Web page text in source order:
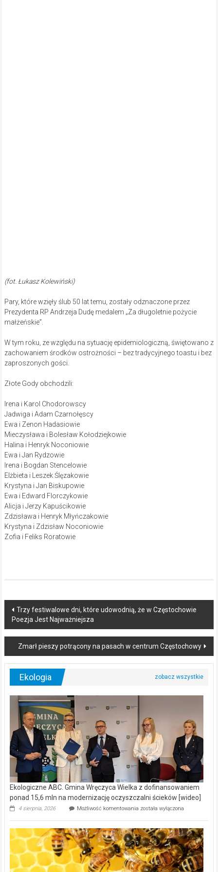
(fot. Łukasz Kolewiński)
Pary, które wzięły ślub 50 lat temu, zostały odznaczone przez
Prezydenta RP Andrzeja Dudę medalem „Za długoletnie pożycie
małżeńskie”.
W tym roku, ze względu na sytuację epidemiologiczną, świętowano z
zachowaniem środków ostrożności – bez tradycyjnego toastu i bez
zaproszonych gości.
Złote Gody obchodzili:
Irena i Karol Chodorowscy
Jadwiga i Adam Czarnołęscy
Ewa i Zenon Hadasiowie
Mieczysława i Bolesław Kołodziejkowie
Halina i Henryk Noconiowie
Ewa i Jan Rydzowie
Irena i Bogdan Stencelowie
Elżbieta i Leszek Ślęzakowie
Krystyna i Jan Biskupowie
Ewa i Edward Florczykowie
Alicja i Jerzy Kapuścikowie
Zdzisława i Henryk Młyńczakowie
Krystyna i Zdzisław Noconiowie
Zofia i Feliks Roratowie
Post
navigation
Trzy festiwalowe dni, które udowodnią, że w Częstochowie
Poezja Jest Najważniejsza
Zmarł pieszy potrącony na pasach w centrum Częstochowy
Ekologia
Ekologiczne ABC. Gmina Wręczyca Wielka z dofinansowaniem
ponad 15,6 mln na modernizację oczyszczalni ścieków [wideo]
4 sierpnia, 2026 Możliwość komentowania Ekologiczne
Wręczyca
Wielka
z
dofinansowaniem
ponad
15,6
została wyłączona